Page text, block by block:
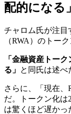
配的になる」
チャロム氏が注目
（RWA）のトー
「金融資産トー
る」 と同氏は述べ
さらに、「現在、
だ。トークン化は
は驚くほど遅かっ